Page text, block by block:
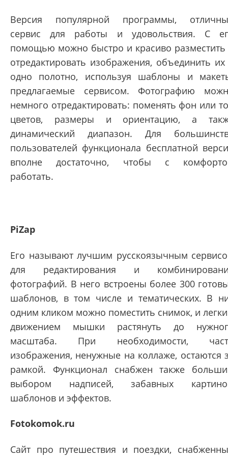
Версия популярной программы,
сервис для работы и удовольствия. С
помощью можно быстро и красиво разместить
отредактировать изображения, объединить
одно полотно, используя шаблоны и
предлагаемые сервисом. Фотографию
немного отредактировать: поменять фон или
цветов, размеры и ориентацию, а
динамический диапазон. Для
пользователей функционала бесплатной
вполне достаточно, чтобы с
работать.
PiZap
Его называют лучшим русскоязычным
для редактирования и
фотографий. В него встроены более 300
шаблонов, в том числе и тематических. В
одним кликом можно поместить снимок, и
движением мышки растянуть до
масштаба. При необходимости,
изображения, ненужные на коллаже, остаются
рамкой. Функционал снабжен также
выбором надписей, забавных
шаблонов и эффектов.
Fotokomok.ru
Cайт про путешествия и поездки,